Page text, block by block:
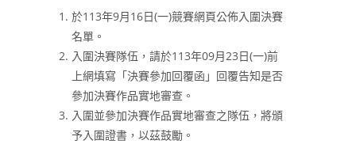
於113年9月16日(一)競賽網頁公佈入圍決賽
名單。
入圍決賽隊伍，請於113年09月23日(一)前
上網填寫「決賽參加回覆函」回覆告知是否
參加決賽作品實地審查。
入圍並參加決賽作品實地審查之隊伍，將頒
予入圍證書，以茲鼓勵。